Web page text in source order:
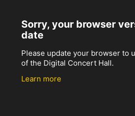
Sorry, your browser
date
Please update your browser to
of the Digital Concert Hall.
Learn more